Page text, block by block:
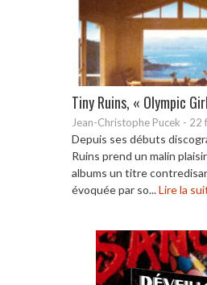
Tiny Ruins, « Olympic
Jean-Christophe Pucek - 22
Depuis ses débuts
Ruins prend un malin
albums un titre
évoquée par so...Lire la